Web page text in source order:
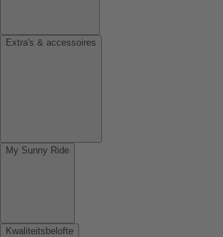
Extra's & accessoires
My Sunny Ride
Kwaliteitsbelofte